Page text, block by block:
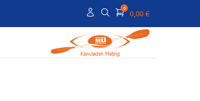
0
0,00 €
Kanuladen Mating